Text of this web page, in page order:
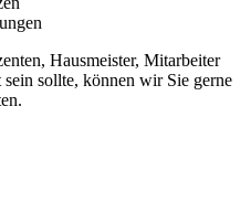
Hausmeister, Mitarbeiter
sollte, können wir Sie gerne